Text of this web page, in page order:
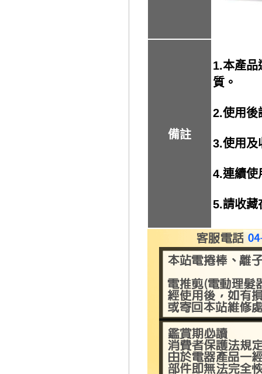
備註
1.本產品
質。
2.使用後
3.使用及
4.連續使
5.請收藏